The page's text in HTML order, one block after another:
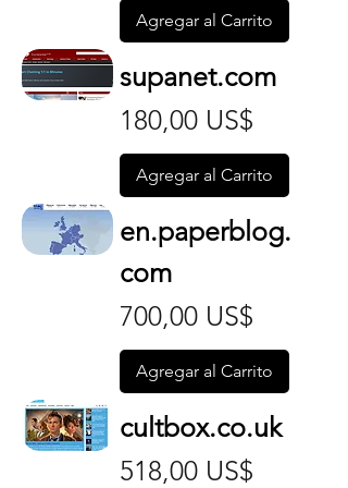
Agregar al Carrito
supanet.com
Precio
180,00 US$
Agregar al Carrito
en.paperblog.
com
Precio
700,00 US$
Agregar al Carrito
cultbox.co.uk
Precio
518,00 US$